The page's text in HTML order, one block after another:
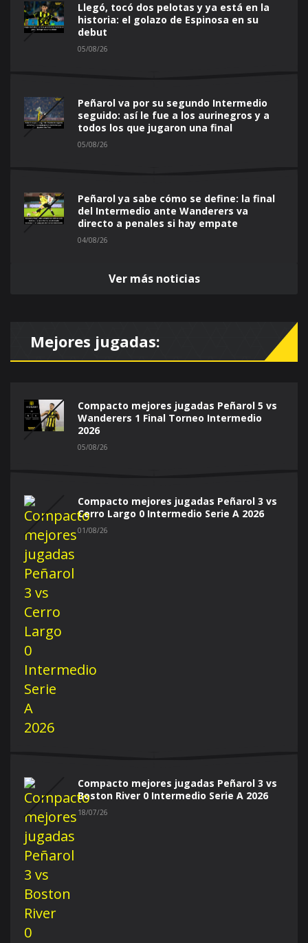
Llegó, tocó dos pelotas y ya está en la
historia: el golazo de Espinosa en su
debut
05/08/26
Peñarol va por su segundo Intermedio
seguido: así le fue a los aurinegros y a
todos los que jugaron una final
05/08/26
Peñarol ya sabe cómo se define: la final
del Intermedio ante Wanderers va
directo a penales si hay empate
04/08/26
Ver más noticias
Mejores jugadas:
Compacto mejores jugadas Peñarol 5 vs
Wanderers 1 Final Torneo Intermedio
2026
05/08/26
Compacto mejores jugadas Peñarol 3 vs
Cerro Largo 0 Intermedio Serie A 2026
01/08/26
Compacto mejores jugadas Peñarol 3 vs
Boston River 0 Intermedio Serie A 2026
18/07/26